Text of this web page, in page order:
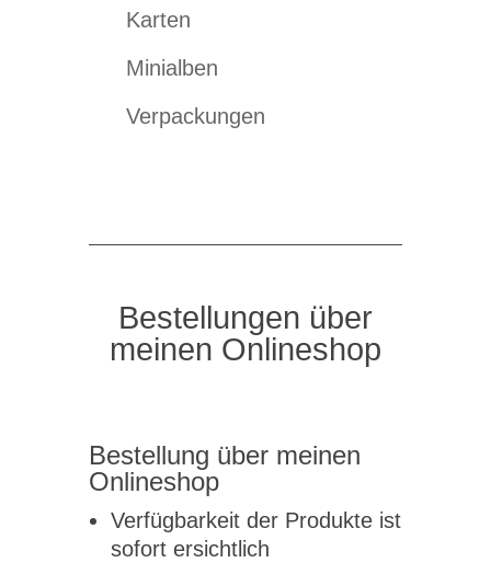
Karten
Minialben
Verpackungen
Bestellungen über
meinen Onlineshop
Bestellung über meinen
Onlineshop
Verfügbarkeit der Produkte ist
sofort ersichtlich